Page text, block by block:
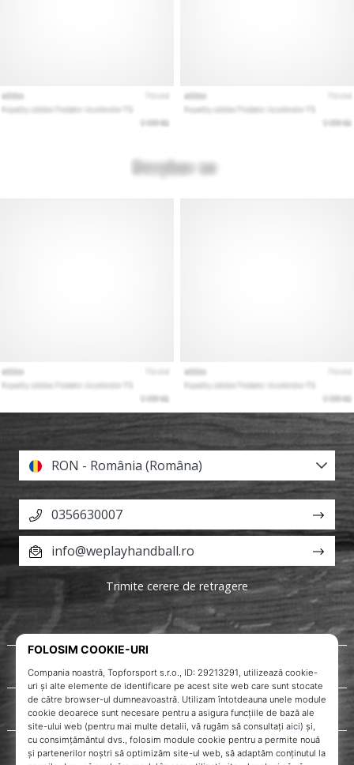
Despre noi
Servicii clienți
RON - România (Româna)
0356630007
info@weplayhandball.ro
Trimite cerere de retragere